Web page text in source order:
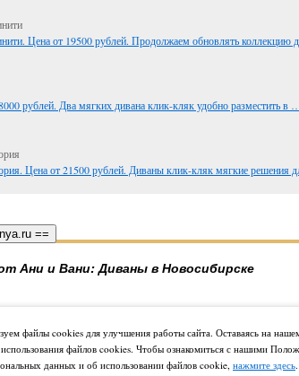
Цена от 19500 рублей. Продолжаем обновлять коллекцию
рублей. Два мягких дивана клик-кляк удобно разместить в
Цена от 21500 рублей. Диваны клик-кляк мягкие решения
файлы cookies для улучшения работы сайта. Оставаясь на
файлов cookies. Чтобы ознакомиться с нашими
данных и об использовании файлов cookie, нажмите здесь.
==
Ани и Вани: Диваны в Новосибирске